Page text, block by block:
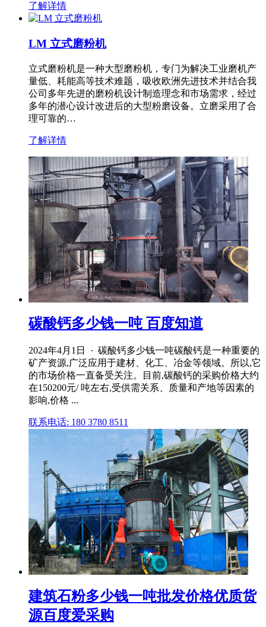
了解详情
LM 立式磨粉机
立式磨粉机是一种大型磨粉机，专门为解决工业磨机产
量低、耗能高等技术难题，吸收欧洲先进技术并结合我
公司多年先进的磨粉机设计制造理念和市场需求，经过
多年的潜心设计改进后的大型粉磨设备。立磨采用了合
理可靠的…
了解详情
碳酸钙多少钱一吨 百度知道
2024年4月1日 · 碳酸钙多少钱一吨碳酸钙是一种重要的
矿产资源,广泛应用于建材、化工、冶金等领域。所以,它
的市场价格一直备受关注。目前,碳酸钙的采购价格大约
在150200元/ 吨左右,受供需关系、质量和产地等因素的
影响,价格 ...
联系电话: 180 3780 8511
建筑石粉多少钱一吨批发价格优质货
源百度爱采购